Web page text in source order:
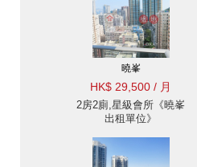
曉峯
HK$ 29,500 / 月
2房2廁,星級會所《曉峯
出租單位》